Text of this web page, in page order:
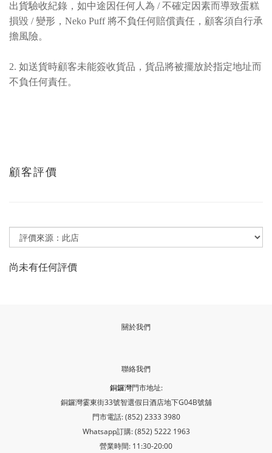
出貨驗收紀錄，如中途因任何人為 / 不確定因素而導致蛋糕
損毀 / 變形，Neko Puff 將不負任何賠償責任，顧客須自行承
擔風險。
2. 如送貨時顧客未能簽收貨品，貨品將被擺放於指定地址而
不負任何責任。
顧客評價
尚未有任何評價
關於我們
聯絡我們
銅鑼灣門市地址:
銅鑼灣霎東街33號智選假日酒店地下G04B號舖
門市電話: (852) 2333 3980
Whatsapp訂購: (852) 5222 1963
營業時間: 11:30-20:00